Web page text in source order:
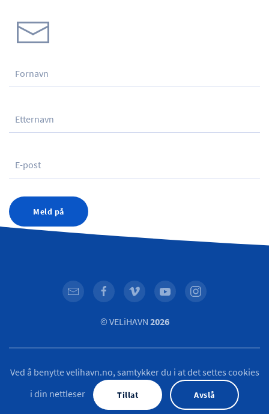
Meld på
© VELiHAVN 2026
Ved å benytte velihavn.no, samtykker du i at det settes cookies
i din nettleser
Tillat Avslå